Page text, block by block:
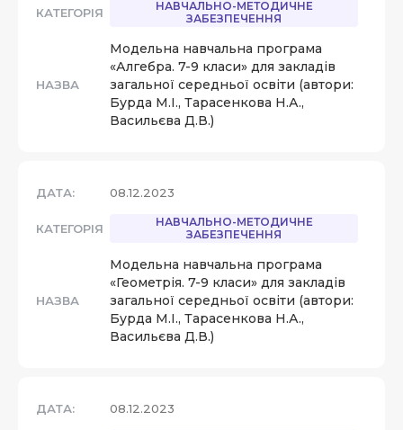
КАТЕГОРІЯ
НАВЧАЛЬНО-МЕТОДИЧНЕ
ЗАБЕЗПЕЧЕННЯ
НАЗВА
Модельна навчальна програма
«Алгебра. 7-9 класи» для закладів
загальної середньої освіти (автори:
Бурда М.І., Тарасенкова Н.А.,
Васильєва Д.В.)
ДАТА: 08.12.2023
КАТЕГОРІЯ
НАВЧАЛЬНО-МЕТОДИЧНЕ
ЗАБЕЗПЕЧЕННЯ
НАЗВА
Модельна навчальна програма
«Геометрія. 7-9 класи» для закладів
загальної середньої освіти (автори:
Бурда М.І., Тарасенкова Н.А.,
Васильєва Д.В.)
ДАТА: 08.12.2023